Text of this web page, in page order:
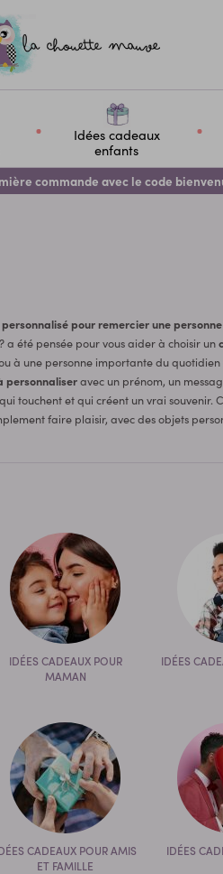
Idées cadeaux
enfants
commande avec le code
pour remercier une
a été pensée pour vous aider à choisir un
à une personne importante du quotidien
personnaliseravec un prénom, un
touchent et qui créent un vrai
faire plaisir, avec des objets
IDÉES CADEAUX POUR
MAMAN
IDÉES
CADEAUX POUR AMIS
ET FAMILLE
IDÉES